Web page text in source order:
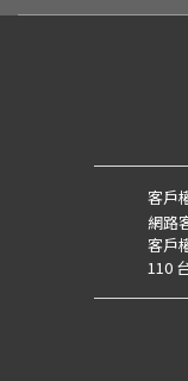
客戶
網路
客戶
110